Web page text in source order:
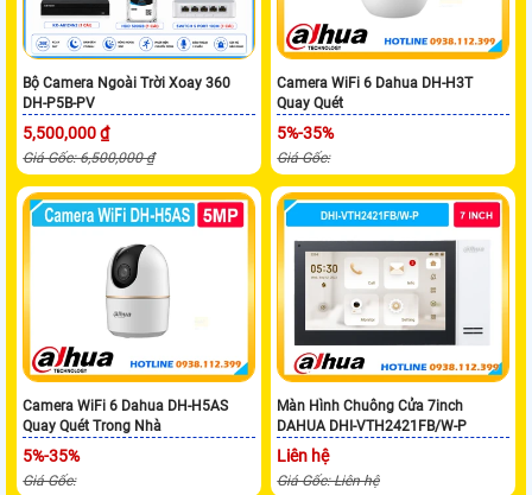
Bộ Camera Ngoài Trời Xoay 360
DH-P5B-PV
5,500,000 ₫
Giá Gốc: 6,500,000 ₫
Camera WiFi 6 Dahua DH-H3T
Quay Quét
5%-35%
Giá Gốc:
Camera WiFi 6 Dahua DH-H5AS
Quay Quét Trong Nhà
5%-35%
Giá Gốc:
Màn Hình Chuông Cửa 7inch
DAHUA DHI-VTH2421FB/W-P
Liên hệ
Giá Gốc: Liên hệ